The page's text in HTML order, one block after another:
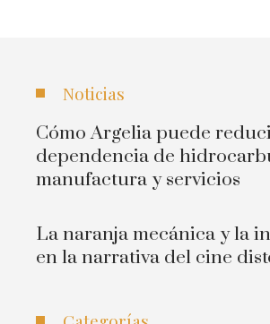
Noticias
Cómo Argelia puede
dependencia de
manufactura y servicios
La naranja mecánica y la
en la narrativa del cine